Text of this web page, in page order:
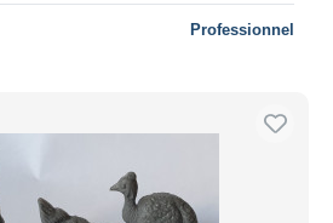
Professionnel